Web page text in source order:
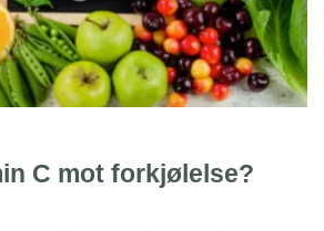
C mot forkjølelse?